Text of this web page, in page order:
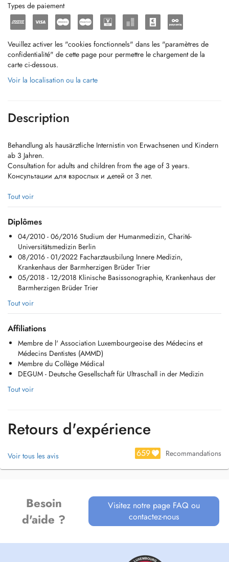
Types de paiement
Veuillez activer les "cookies fonctionnels" dans les "paramètres de
confidentialité" de cette page pour permettre le chargement de la
carte ci-dessous.
Voir la localisation ou la carte
Description
Behandlung als hausärztliche Internistin von Erwachsenen und Kindern
ab 3 Jahren.
Consultation for adults and children from the age of 3 years.
Консультации для взрослых и детей от 3 лет.
- Echographie / Ultraschall (Bauch, Schilddrüse, Carotis-Doppler)
- Diabetes: Screening, Erstdiagnose und Therapie (nur Erwachsene,
Typ II)
- Adipositas (Übergewicht): Beratung und Therapie
- Akute Sprechstunde (Infekte, Bauchschmerzen, etc.)
- Gesamt-Check-up 40/50/60 (Risikofaktoren prüfen, Blutanalysen,
Impfungen)
- Kontrollen des Cholesterol-Spiegels und Reduktion der
kardiovaskulären Risikofaktoren
- Diagnostik und Therapie des Eisen- / Vitaminmangels (Vitamine D,
B9, B12)
- Basisdiagnostik einer rheumatologischen Erkrankung
- Wundversorgung, inkl. Fäden- und Klammerentfernung
- 24-Stunden-Blutdruckmessung, Therapie und Kontrollen des
Hochblutdrucks
- (24-Stunden)-EKG (Holter) bei Verdacht auf Herzrhythmusstörungen
- (Dringende) Hausbesuche im Radius von 10 km
Direktzahlungen (PID) möglich.
Tout voir
Diplômes
04/2010 - 06/2016 Studium der Humanmedizin, Charité-
Universitätsmedizin Berlin
08/2016 - 01/2022 Facharztausbilung Innere Medizin,
Krankenhaus der Barmherzigen Brüder Trier
05/2018 - 12/2018 Klinische Basissonographie, Krankenhaus der
Barmherzigen Brüder Trier
Tout voir
Affiliations
Membre de l' Association Luxembourgeoise des Médecins et
Médecins Dentistes (AMMD)
Membre du Collège Médical
DEGUM - Deutsche Gesellschaft für Ultraschall in der Medizin
Tout voir
Retours d'expérience
Voir tous les avis 659 Recommandations
Besoin
d'aide ?
Visitez notre page FAQ ou
contactez-nous